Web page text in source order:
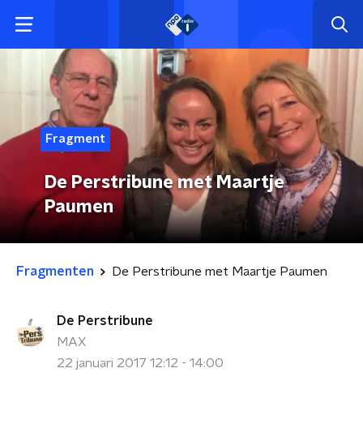
Fragment
De Perstribune met Maartje
Paumen
Fragmenten De Perstribune met Maartje Paumen
De Perstribune
MAX
22 januari 2017 12:12 - 14:00